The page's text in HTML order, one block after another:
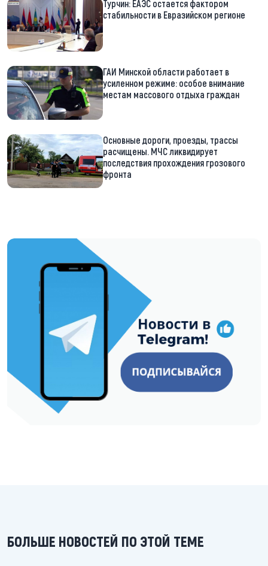
Турчин: ЕАЭС остается фактором
стабильности в Евразийском регионе
ГАИ Минской области работает в
усиленном режиме: особое внимание
местам массового отдыха граждан
Основные дороги, проезды, трассы
расчищены. МЧС ликвидирует
последствия прохождения грозового
фронта
https://t.me/minskctvby
БОЛЬШЕ НОВОСТЕЙ ПО ЭТОЙ ТЕМЕ